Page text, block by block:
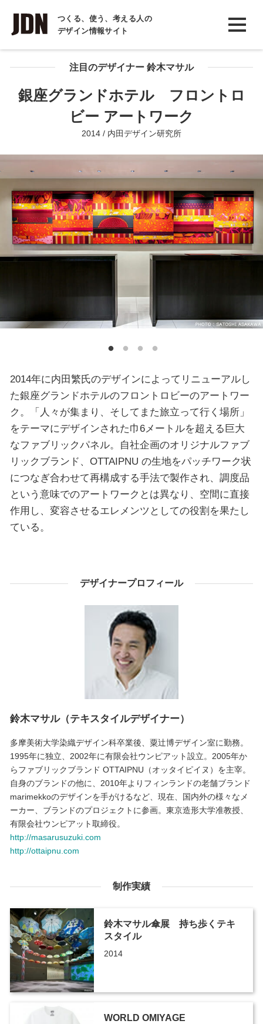
つくる、使う、考える人の
デザイン情報サイト
INTERVIEW
インタビュー
REPORT
COLUMN
注目のデザイナー 鈴木マサル
銀座グランドホテル フロントロ
ビー アートワーク
2014 / 内田デザイン研究所
2014年に内田繁氏のデザインによってリニューアルし
た銀座グランドホテルのフロントロビーのアートワー
ク。「人々が集まり、そしてまた旅立って行く場所」
をテーマにデザインされた巾6メートルを超える巨大
なファブリックパネル。自社企画のオリジナルファブ
リックブランド、OTTAIPNU の生地をパッチワーク状
につなぎ合わせて再構成する手法で製作され、調度品
という意味でのアートワークとは異なり、空間に直接
作用し、変容させるエレメンツとしての役割を果たし
ている。
デザイナープロフィール
鈴木マサル（テキスタイルデザイナー）
多摩美術大学染織デザイン科卒業後、粟辻博デザイン室に勤務。
1995年に独立、2002年に有限会社ウンピアット設立。2005年か
らファブリックブランド OTTAIPNU（オッタイピイヌ）を主宰。
自身のブランドの他に、2010年よりフィンランドの老舗ブランド
marimekkoのデザインを手がけるなど、現在、国内外の様々なメ
ーカー、ブランドのプロジェクトに参画。東京造形大学准教授、
有限会社ウンピアット取締役。
http://masarusuzuki.com
http://ottaipnu.com
制作実績
鈴木マサル傘展 持ち歩くテキ
スタイル
2014
WORLD OMIYAGE